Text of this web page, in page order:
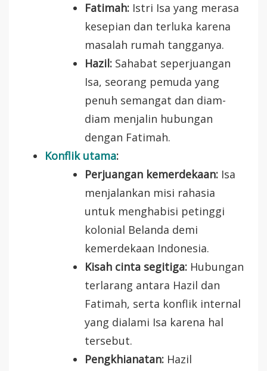
Fatimah: Istri Isa yang merasa
kesepian dan terluka karena
masalah rumah tangganya.
Hazil: Sahabat seperjuangan
Isa, seorang pemuda yang
penuh semangat dan diam-
diam menjalin hubungan
dengan Fatimah.
Konflik utama:
Perjuangan kemerdekaan: Isa
menjalankan misi rahasia
untuk menghabisi petinggi
kolonial Belanda demi
kemerdekaan Indonesia.
Kisah cinta segitiga: Hubungan
terlarang antara Hazil dan
Fatimah, serta konflik internal
yang dialami Isa karena hal
tersebut.
Pengkhianatan: Hazil